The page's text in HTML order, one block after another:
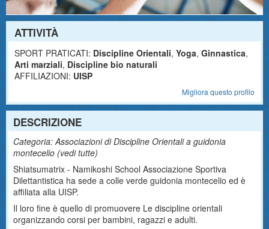
ATTIVITÀ
SPORT PRATICATI: Discipline Orientali, Yoga, Ginnastica,
Arti marziali, Discipline bio naturali
AFFILIAZIONI: UISP
Migliora questo profilo
DESCRIZIONE
Categoria: Associazioni di Discipline Orientali a guidonia
montecelio (vedi tutte)
Shiatsumatrix - Namikoshi School Associazione Sportiva
Dilettantistica ha sede a colle verde guidonia montecelio ed è
affiliata alla UISP.
Il loro fine è quello di promuovere Le discipline orientali
organizzando corsi per bambini, ragazzi e adulti.